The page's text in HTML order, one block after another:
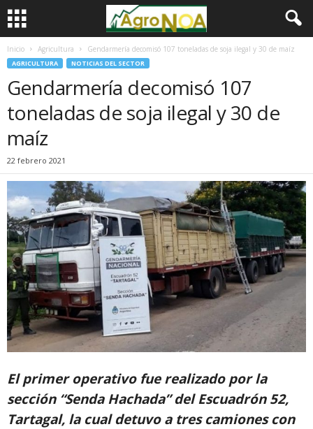
Inicio Agricultura Gendarmería decomisó 107 toneladas de soja ilegal y 30 de maíz
AGRICULTURA NOTICIAS DEL SECTOR
Gendarmería decomisó 107
toneladas de soja ilegal y 30 de
maíz
22 febrero 2021
El primer operativo fue realizado por la
sección “Senda Hachada” del Escuadrón 52,
Tartagal, la cual detuvo a tres camiones con